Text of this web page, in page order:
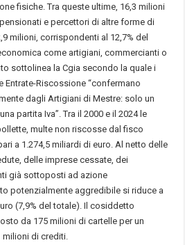
fisiche. Tra queste ultime, 16,3 milioni
e percettori di altre forme di
milioni, corrispondenti al 12,7% del
come artigiani, commercianti o
sottolinea la Cgia secondo la quale i
Entrate-Riscossione “confermano
dagli Artigiani di Mestre: solo un
partita Iva”. Tra il 2000 e il 2024 le
multe non riscosse dal fisco
a 1.274,5 miliardi di euro. Al netto delle
delle imprese cessate, dei
già sottoposti ad azione
potenzialmente aggredibile si riduce a
(7,9% del totale). Il cosiddetto
da 175 milioni di cartelle per un
di crediti.